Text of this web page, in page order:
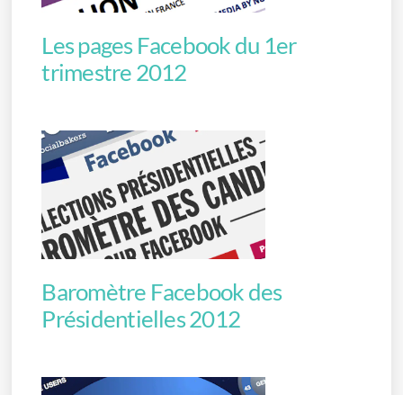
Les pages Facebook du 1er
trimestre 2012
Baromètre Facebook des
Présidentielles 2012